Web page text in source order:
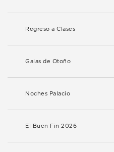
Regreso a Clases
Galas de Otoño
Noches Palacio
El Buen Fin 2026